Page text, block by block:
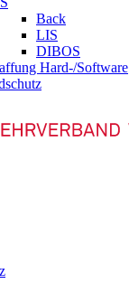
Back
LIS
DIBOS
Hard-/Software